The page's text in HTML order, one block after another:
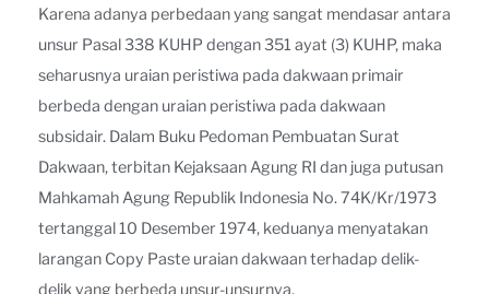
Karena adanya perbedaan yang sangat mendasar antara
unsur Pasal 338 KUHP dengan 351 ayat (3) KUHP, maka
seharusnya uraian peristiwa pada dakwaan primair
berbeda dengan uraian peristiwa pada dakwaan
subsidair. Dalam Buku Pedoman Pembuatan Surat
Dakwaan, terbitan Kejaksaan Agung RI dan juga putusan
Mahkamah Agung Republik Indonesia No. 74K/Kr/1973
tertanggal 10 Desember 1974, keduanya menyatakan
larangan Copy Paste uraian dakwaan terhadap delik-
delik yang berbeda unsur-unsurnya.